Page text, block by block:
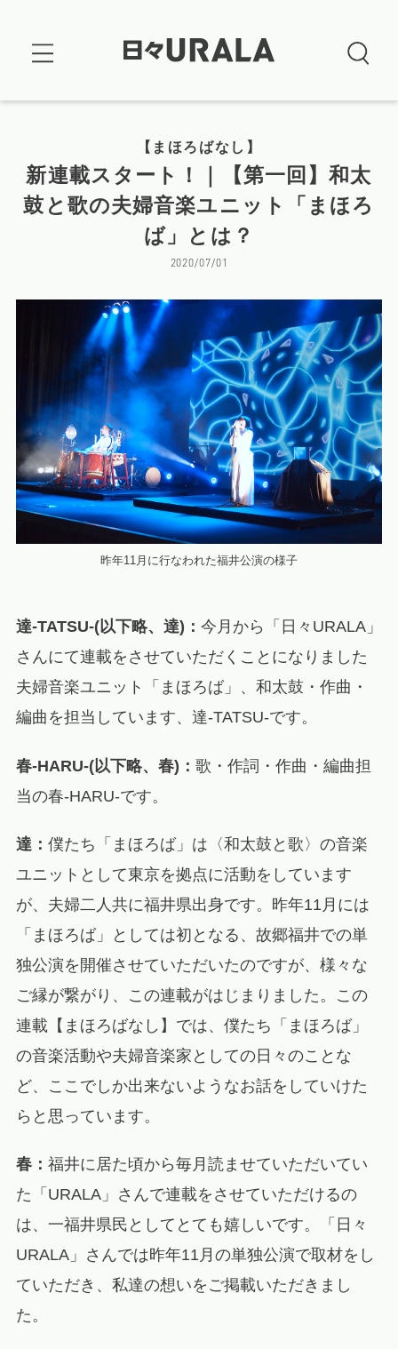
【まほろばなし】
新連載スタート！｜【第一回】和太
鼓と歌の夫婦音楽ユニット「まほろ
ば」とは？
2020/07/01
昨年11月に行なわれた福井公演の様子
達‐TATSU‐(以下略、達)： 今月から「日々URALA」
さんにて連載をさせていただくことになりました
夫婦音楽ユニット「まほろば」、和太鼓・作曲・
編曲を担当しています、達‐TATSU‐です。
春‐HARU‐(以下略、春)： 歌・作詞・作曲・編曲担
当の春‐HARU‐です。
達： 僕たち「まほろば」は〈和太鼓と歌〉の音楽
ユニットとして東京を拠点に活動をしています
が、夫婦二人共に福井県出身です。昨年11月には
「まほろば」としては初となる、故郷福井での単
独公演を開催させていただいたのですが、様々な
ご縁が繋がり、この連載がはじまりました。この
連載【まほろばなし】では、僕たち「まほろば」
の音楽活動や夫婦音楽家としての日々のことな
ど、ここでしか出来ないようなお話をしていけた
らと思っています。
春： 福井に居た頃から毎月読ませていただいてい
た「URALA」さんで連載をさせていただけるの
は、一福井県民としてとても嬉しいです。「日々
URALA」さんでは昨年11月の単独公演で取材をし
ていただき、私達の想いをご掲載いただきまし
た。